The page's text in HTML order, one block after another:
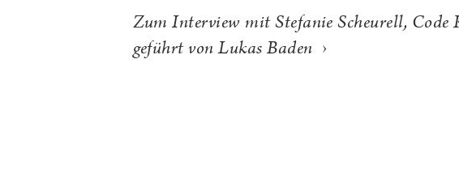
Zum Interview mit Stefanie Scheurell, Code
geführt von Lukas Baden ›